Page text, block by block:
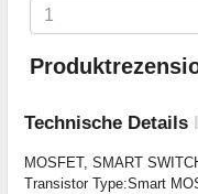
Technische Details
MOSFET, SMART
Transistor Type:Smart